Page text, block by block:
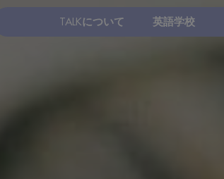
TALKについて 英語学校